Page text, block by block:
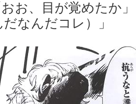
お、目が覚めたか
なんだコレ）」